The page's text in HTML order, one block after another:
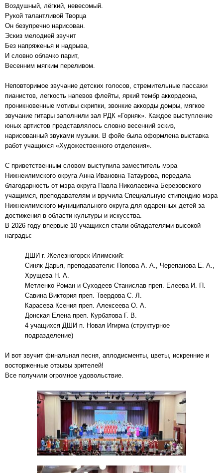
Воздушный, лёгкий, невесомый.
Рукой талантливой Творца
Он безупречно нарисован.
Эскиз мелодией звучит
Без напряженья и надрыва,
И словно облачко парит,
Весенним мягким переливом.
Неповторимое звучание детских голосов, стремительные пассажи
пианистов, легкость напевов флейты, яркий тембр аккордеона,
проникновенные мотивы скрипки, звонкие аккорды домры, мягкое
звучание гитары заполнили зал РДК «Горняк». Каждое выступление
юных артистов представлялось словно весенний эскиз,
нарисованный звуками музыки. В фойе была оформлена выставка
работ учащихся «Художественного отделения».
С приветственным словом выступила заместитель мэра
Нижнеилимского округа Анна Ивановна Татаурова, передала
благодарность от мэра округа Павла Николаевича Березовского
учащимся, преподавателям и вручила Специальную стипендию мэра
Нижнеилимского муниципального округа для одаренных детей за
достижения в области культуры и искусства.
В 2026 году впервые 10 учащихся стали обладателями высокой
награды:
ДШИ г. Железногорск-Илимский:
Синяк Дарья, преподаватели: Попова А. А., Черепанова Е. А.,
Хрущева Н. А.
Метленко Роман и Суходеев Станислав преп. Елеева И. П.
Савина Виктория преп. Твердова С. Л.
Карасева Ксения преп. Алексеева О. А.
Донская Елена преп. Курбатова Г. В.
4 учащихся ДШИ п. Новая Игирма (структурное
подразделение)
И вот звучит финальная песня, аплодисменты, цветы, искренние и
восторженные отзывы зрителей!
Все получили огромное удовольствие.